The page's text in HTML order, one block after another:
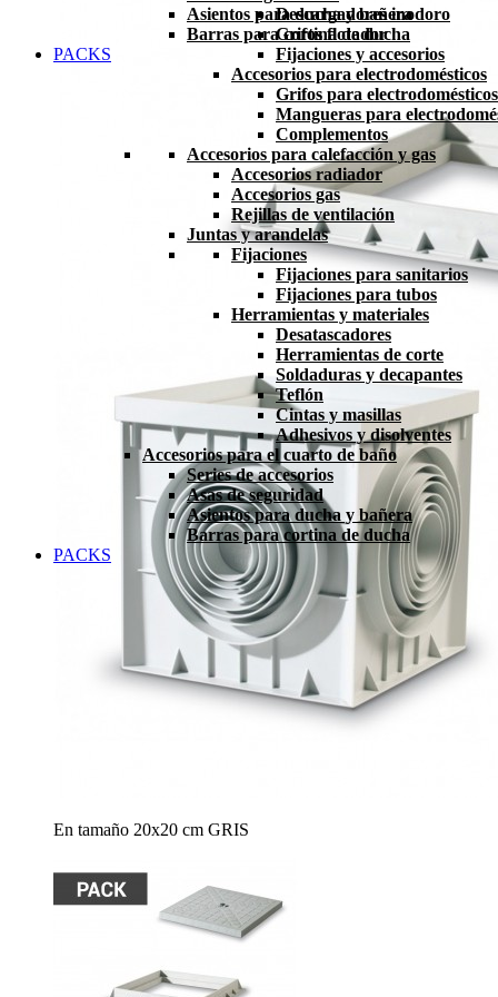
Descargadores inodoro
Grifos flotador
Fijaciones y accesorios
Accesorios para electrodomésticos
Grifos para electrodomésticos
Mangueras para
Complementos
Accesorios para calefacción y gas
Accesorios radiador
Accesorios gas
Rejillas de ventilación
Juntas y arandelas
Fijaciones
Fijaciones para sanitarios
Fijaciones para tubos
Herramientas y materiales
Desatascadores
Herramientas de corte
Soldaduras y decapantes
Teflón
Cintas y masillas
Adhesivos y disolventes
Accesorios para el cuarto de baño
Series de accesorios
Asas de seguridad
Asientos para ducha y bañera
Barras para cortina de ducha
PACKS
Asientos para ducha y bañera
Barras para cortina de ducha
PACKS
En tamaño 20x20 cm GRIS